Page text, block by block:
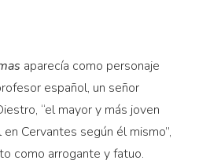
aparecía como personaje
español, un señor
“el mayor y más joven
Cervantes según él mismo”,
como arrogante y fatuo.